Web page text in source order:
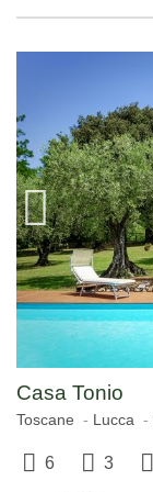
Casa Tonio
Toscane Lucca
6 3